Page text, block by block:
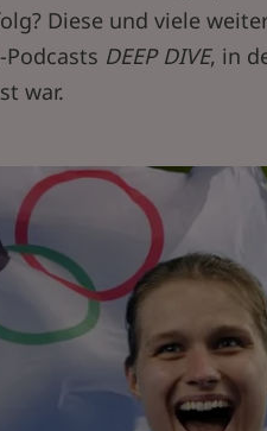
Diese und viele
Podcasts DEEP DIVE, in
war.